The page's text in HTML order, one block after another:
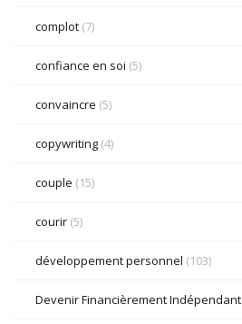
complot (7)
confiance en soi (5)
convaincre (5)
copywriting (4)
couple (15)
courir (5)
développement personnel (103)
Devenir Financièrement Indépendant